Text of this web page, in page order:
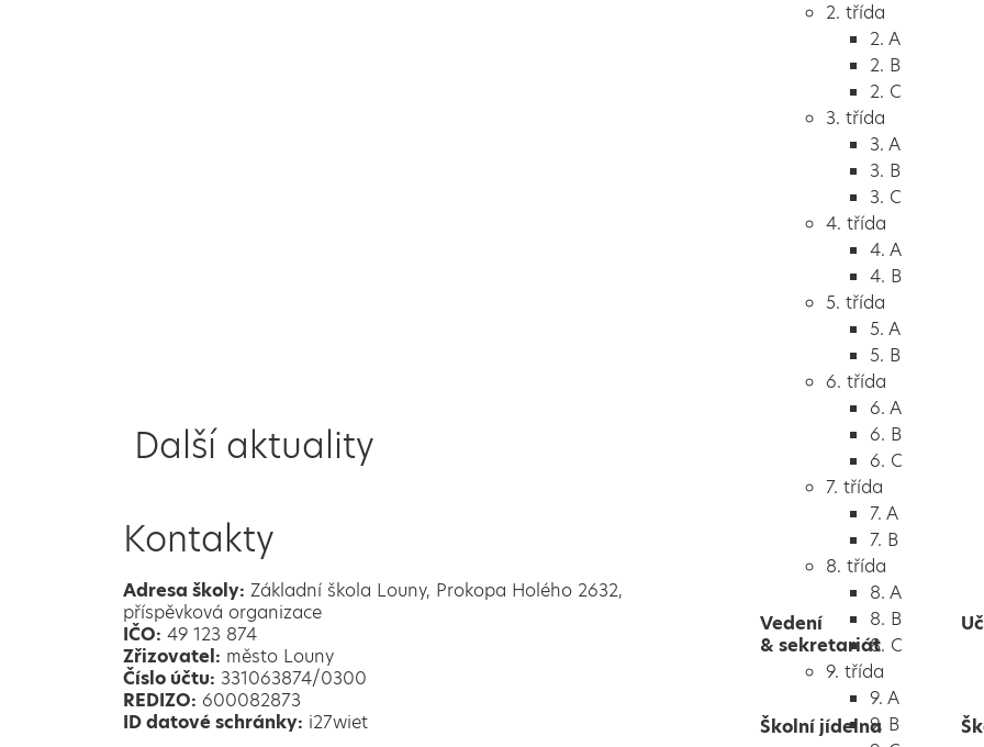
2. třída
2. A
2. B
2. C
3. třída
3. A
3. B
3. C
4. třída
4. A
4. B
5. třída
5. A
5. B
6. třída
6. A
6. B
6. C
7. třída
7. A
7. B
8. třída
8. A
8. B
8. C
9. třída
9. A
9. B
Další aktuality
Kontakty
Adresa školy: Základní škola Louny, Prokopa Holého 2632,
příspěvková organizace
IČO: 49 123 874
Zřizovatel: město Louny
Číslo účtu: 331063874/0300
REDIZO: 600082873
ID datové schránky: i27wiet
Vedení
& sekretariát
Školní jídelna